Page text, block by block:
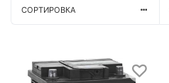
СОРТИРОВКА